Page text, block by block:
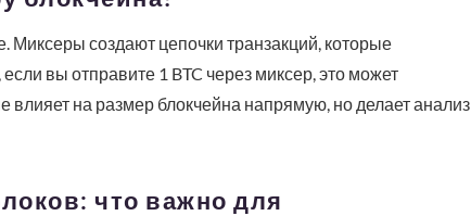
Миксеры создают цепочки транзакций, которые
вы отправите 1 BTC через миксер, это может
на размер блокчейна напрямую, но делает анализ
что важно для